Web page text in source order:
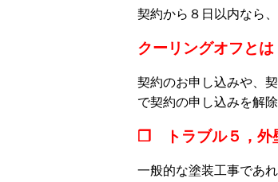
契約から８日以内なら
クーリングオフとは
契約のお申し込みや、
で契約の申し込みを解
❒ トラブル５，外
一般的な塗装工事であ